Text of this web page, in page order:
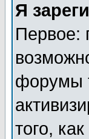
Я
Первое:
форумы
того,